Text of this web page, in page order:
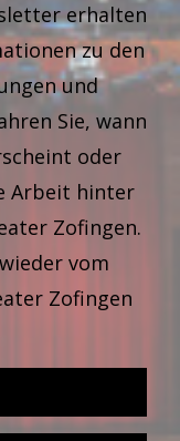
erhalten
zu den
und
Sie, wann
oder
Arbeit hinter
Zofingen.
vom
Zofingen